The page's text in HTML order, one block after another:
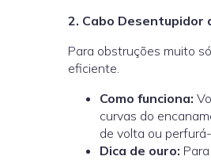
2. Cabo Desentupidor
Para obstruções muito
eficiente.
Como funciona:
curvas do
de volta ou
Dica de ouro: